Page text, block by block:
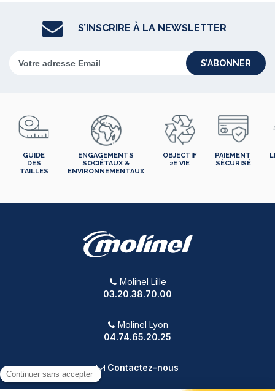
S’INSCRIRE À LA NEWSLETTER
S’ABONNER
GUIDE
DES
TAILLES
ENGAGEMENTS
SOCIÉTAUX &
ENVIRONNEMENTAUX
OBJECTIF
2E VIE
PAIEMENT
SÉCURISÉ
Molinel Lille
03.20.38.70.00
Molinel Lyon
04.74.65.20.25
Contactez-nous